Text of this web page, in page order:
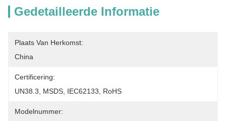
Gedetailleerde Informatie
Plaats Van Herkomst:
China
Certificering:
UN38.3, MSDS, IEC62133, RoHS
Modelnummer: